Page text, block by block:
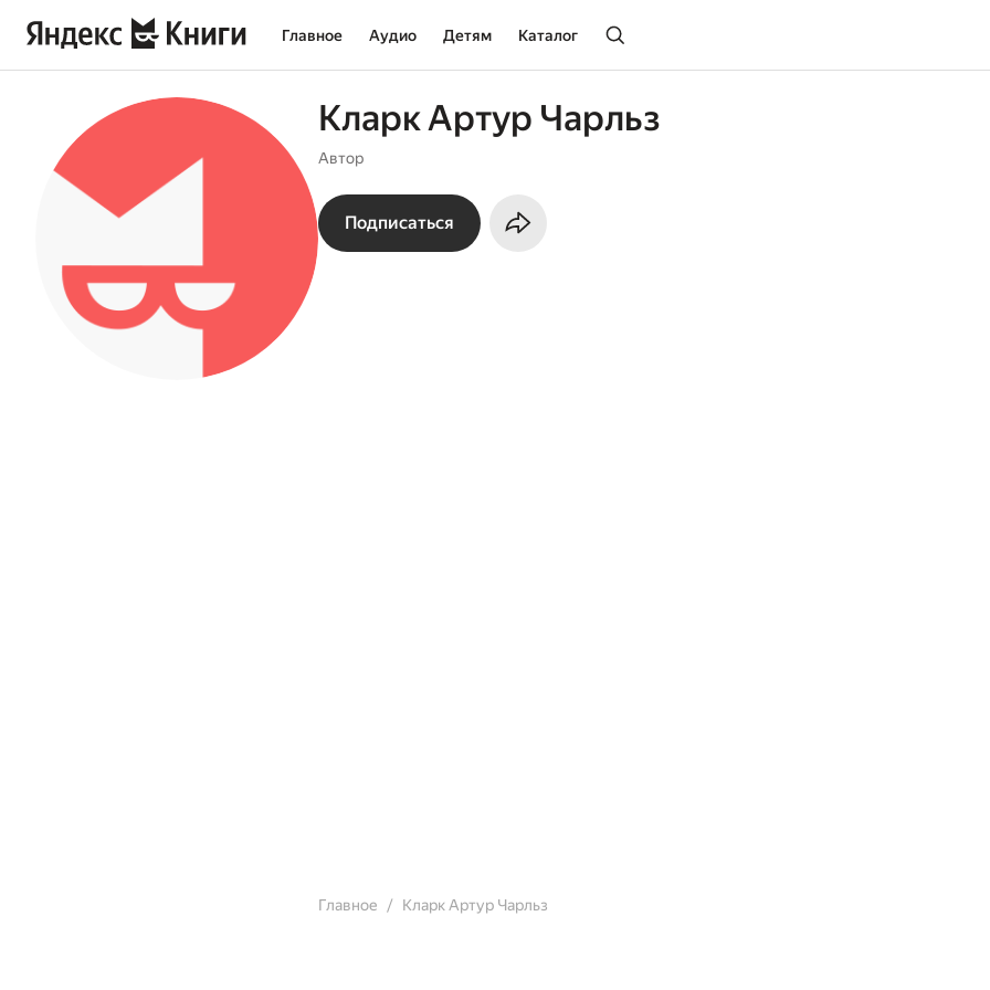
Главное Аудио Детям Каталог
Кларк Артур Чарльз
Автор
Подписаться
Главное Кларк Артур Чарльз